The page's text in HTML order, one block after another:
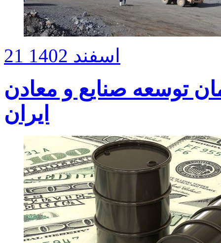
21 اسفند 1402
توسعه صنایع و معادن
ایران